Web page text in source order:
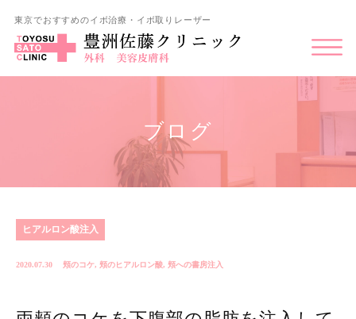
東京でおすすめのイボ治療・イボ取りレーザー
ブログ
ヒアルロン酸注入
2020.07.30 頬のコケ, 頬のヒアルロン酸, 頬への書房注入